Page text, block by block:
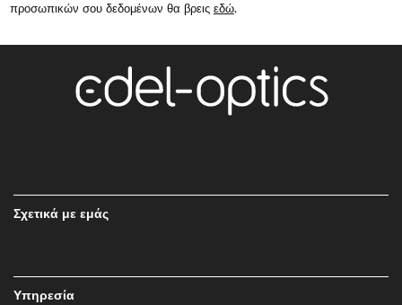
προσωπικών σου δεδομένων θα βρεις εδώ.
Σχετικά με εμάς
Υπηρεσία